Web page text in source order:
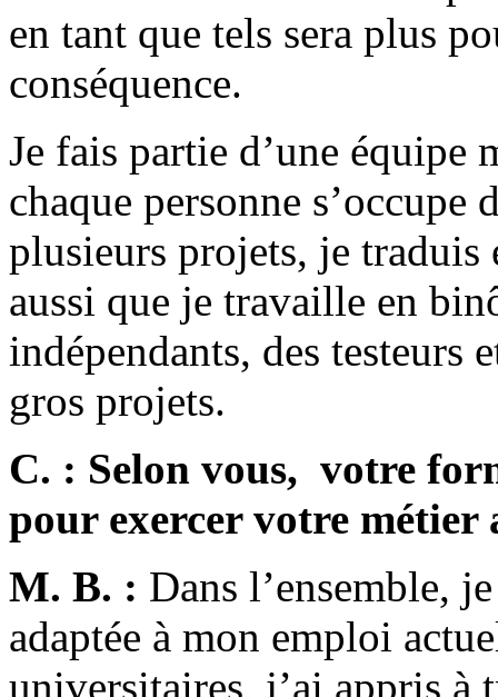
en tant que tels sera plus
conséquence.
Je fais partie d’une équipe
chaque personne
plusieurs projets, je
aussi que je travaille en
indépendants, des testeurs
gros projets.
C. : Selon vous, votre
pour exercer votre métier
M. B. : Dans l’ensemble,
adaptée à mon emploi
universitaires, j’ai appris à